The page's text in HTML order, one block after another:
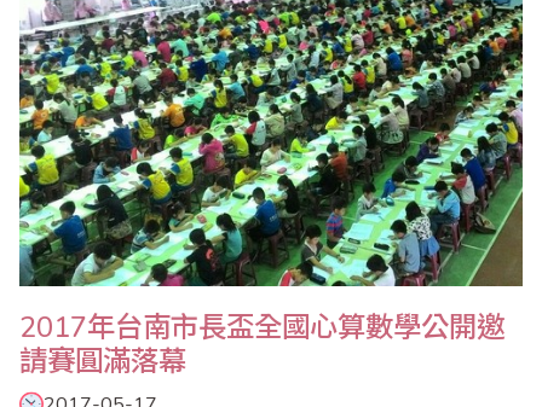
2017年台南市長盃全國心算數學公開邀
請賽圓滿落幕